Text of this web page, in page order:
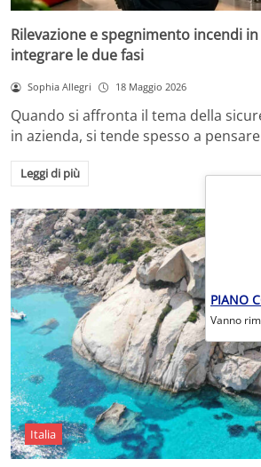
Rilevazione e spegnimento incendi
integrare le due fasi
Sophia Allegri 18 Maggio 2026
Quando si affronta il tema della
in azienda, si tende spesso a
Leggi di più
Italia
PIANO
Vanno